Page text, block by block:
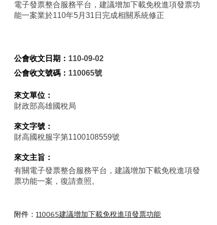
電子發票整合服務平台，建議增加下載免稅進項發票功
能一案業於110年5月31日完成相關系統修正
公會收文日期： 110-09-02
公會收文號碼： 110065號
來文單位：
財政部高雄國稅局
來文字號：
財高國稅服字第1100108559號
來文主旨：
有關電子發票整合服務平台，建議增加下載免稅進項發
票功能一案，復請查照。
附件：110065建議增加下載免稅進項發票功能